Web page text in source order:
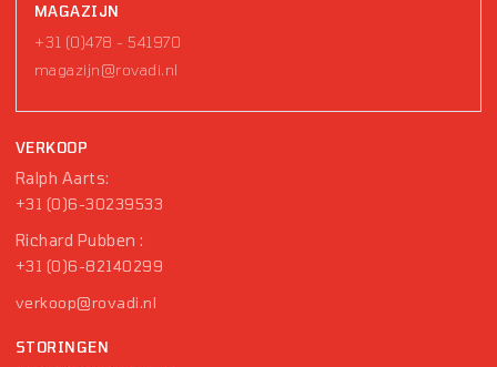
MAGAZIJN
+31 (0)478 - 541970
magazijn@rovadi.nl
VERKOOP
Ralph Aarts:
+31 (0)6-30239533
Richard Pubben :
+31 (0)6-82140299
verkoop@rovadi.nl
STORINGEN